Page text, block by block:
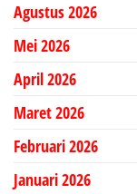
Agustus 2026
Mei 2026
April 2026
Maret 2026
Februari 2026
Januari 2026